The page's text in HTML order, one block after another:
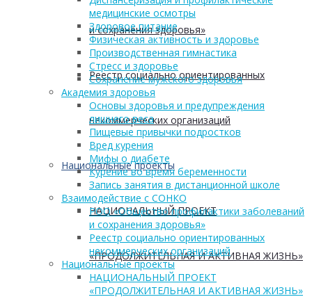
и сохранения здоровья»
Реестр социально ориентированных
некоммерческих организаций
Национальные проекты
НАЦИОНАЛЬНЫЙ ПРОЕКТ
«ПРОДОЛЖИТЕЛЬНАЯ И АКТИВНАЯ ЖИЗНЬ»
медицинские осмотры
Здоровое питание
Физическая активность и здоровье
Производственная гимнастика
Стресс и здоровье
Сохранение мужского здоровья
Академия здоровья
Основы здоровья и предупреждения
лишнего веса
Пищевые привычки подростков
Вред курения
Мифы о диабете
Курение во время беременности
Запись занятия в дистанционной школе
Взаимодействие с СОНКО
РОО «Общество профилактики заболеваний
и сохранения здоровья»
Реестр социально ориентированных
некоммерческих организаций
Национальные проекты
НАЦИОНАЛЬНЫЙ ПРОЕКТ
«ПРОДОЛЖИТЕЛЬНАЯ И АКТИВНАЯ ЖИЗНЬ»